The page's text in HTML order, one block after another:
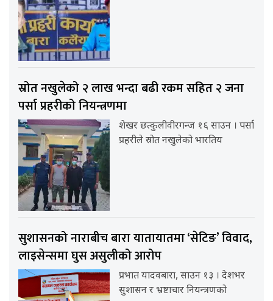
स्रोत नखुलेको २ लाख भन्दा बढी रकम सहित २ जना
पर्सा प्रहरीको नियन्त्रणमा
शेखर छत्कुलीवीरगन्ज १६ साउन । पर्सा
प्रहरीले स्रोत नखुलेको भारतिय
सुशासनको नाराबीच बारा यातायातमा ‘सेटिङ’ विवाद,
लाइसेन्समा घुस असुलीको आरोप
प्रभात यादवबारा, साउन १३ । देशभर
सुशासन र भ्रष्टाचार नियन्त्रणको